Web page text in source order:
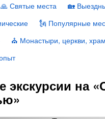
🙏 Святые места
🏡
🗽 Популярные
⛪️ Монастыри, церкви,
экскурсии на